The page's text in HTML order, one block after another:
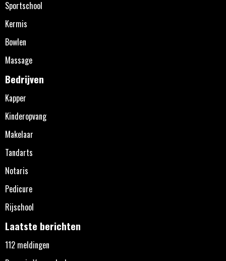
Sportschool
Kermis
Bowlen
Massage
Bedrijven
Kapper
Kinderopvang
Makelaar
Tandarts
Notaris
Pedicure
Rijschool
Laatste berichten
112 meldingen